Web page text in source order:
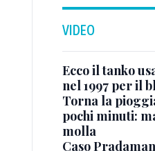
VIDEO
Ecco il tanko
nel 1997 per il
Torna la
pochi minuti:
molla
Caso